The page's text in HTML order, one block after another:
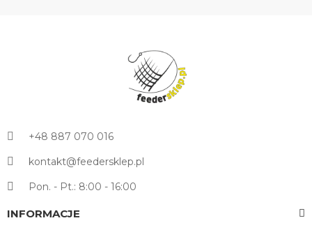
+48 887 070 016
kontakt@feedersklep.pl
Pon. - Pt.: 8:00 - 16:00
INFORMACJE